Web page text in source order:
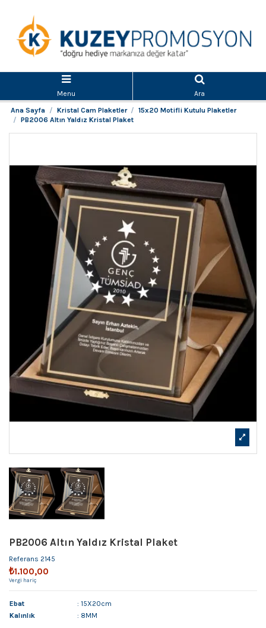
Menu
Ara
Ana Sayfa
Kristal Cam Plaketler
15x20 Motifli Kutulu Plaketler
PB2006 Altın Yaldız Kristal Plaket
PB2006 Altın Yaldız Kristal Plaket
Referans 2145
₺1.100,00
Vergi hariç
Ebat
: 15X20cm
Kalınlık
: 8MM